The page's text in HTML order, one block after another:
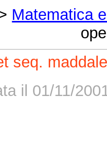
Matematica
seq.
il 01/11/